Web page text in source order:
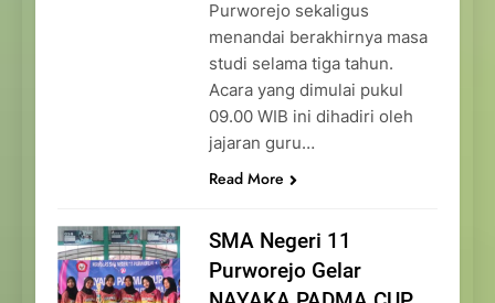
Purworejo sekaligus
menandai berakhirnya masa
studi selama tiga tahun.
Acara yang dimulai pukul
09.00 WIB ini dihadiri oleh
jajaran guru…
Read More
SMA Negeri 11
Purworejo Gelar